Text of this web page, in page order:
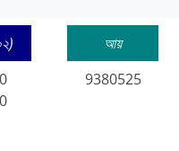
আয়
9380525